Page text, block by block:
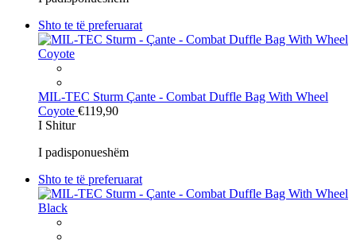
Shto te të preferuarat
MIL-TEC Sturm Çante - Combat Duffle Bag With Wheel
Coyote €119,90
I Shitur
I padisponueshëm
Shto te të preferuarat